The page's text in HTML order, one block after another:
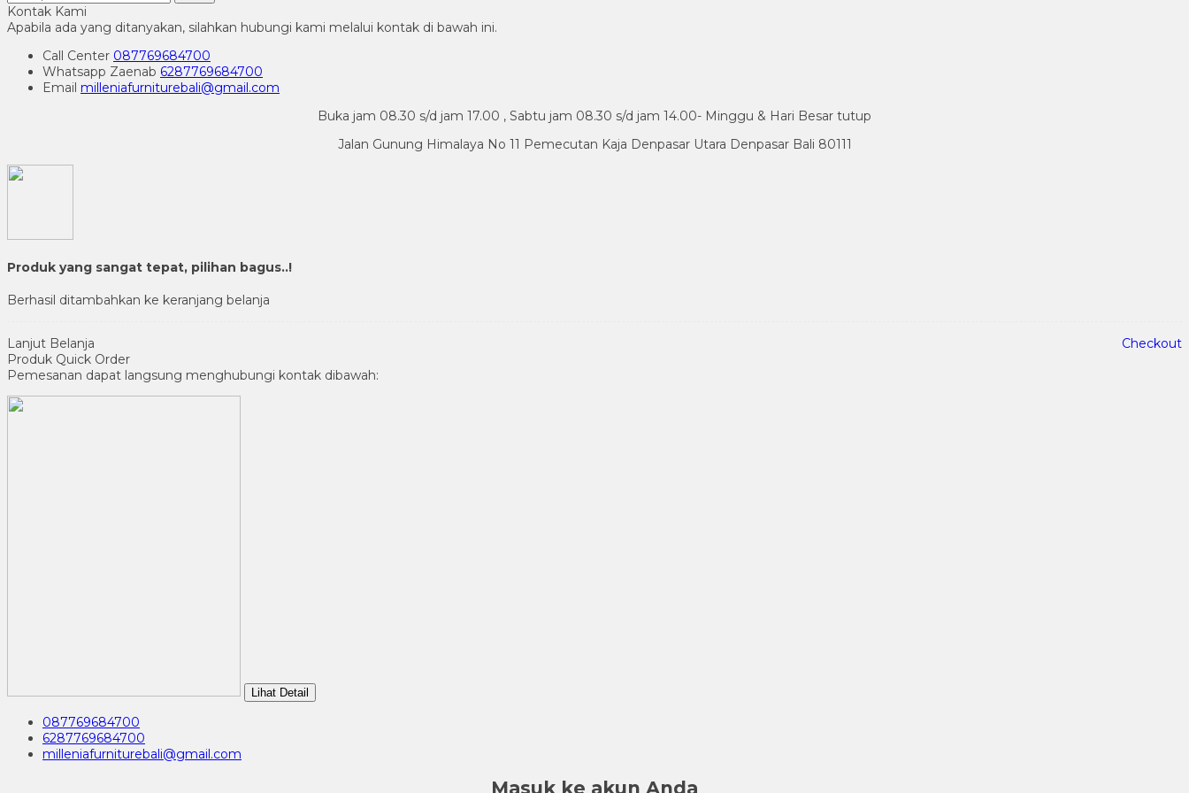
Kontak Kami
Apabila ada yang ditanyakan, silahkan hubungi kami melalui kontak di bawah ini.
Call Center 087769684700
Whatsapp Zaenab 6287769684700
Email milleniafurniturebali@gmail.com
Buka jam 08.30 s/d jam 17.00 , Sabtu jam 08.30 s/d jam 14.00- Minggu & Hari Besar tutup
Jalan Gunung Himalaya No 11 Pemecutan Kaja Denpasar Utara Denpasar Bali 80111
Produk yang sangat tepat, pilihan bagus..!
Berhasil ditambahkan ke keranjang belanja
Lanjut Belanja
Checkout
Produk Quick Order
Pemesanan dapat langsung menghubungi kontak dibawah:
Lihat Detail
087769684700
6287769684700
milleniafurniturebali@gmail.com
Masuk ke akun Anda